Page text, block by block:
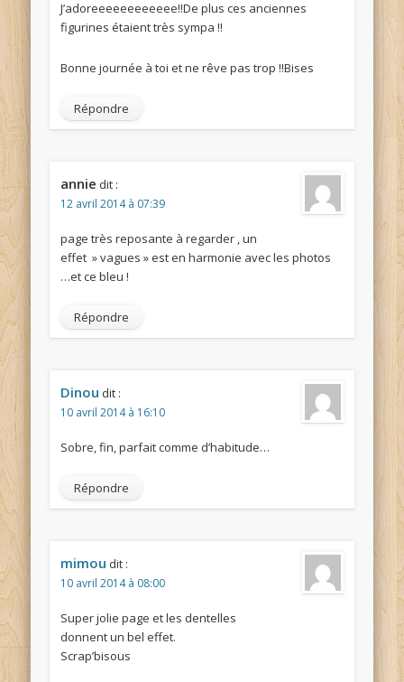
J’adoreeeeeeeeeeee!!De plus ces anciennes
figurines étaient très sympa !!
Bonne journée à toi et ne rêve pas trop !!Bises
Répondre
annie dit :
12 avril 2014 à 07:39
page très reposante à regarder , un
effet » vagues » est en harmonie avec les photos
…et ce bleu !
Répondre
Dinou dit :
10 avril 2014 à 16:10
Sobre, fin, parfait comme d’habitude…
Répondre
mimou dit :
10 avril 2014 à 08:00
Super jolie page et les dentelles
donnent un bel effet.
Scrap’bisous